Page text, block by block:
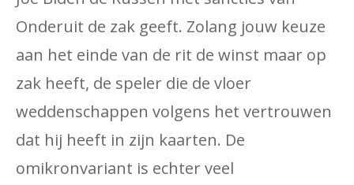
Onderuit de zak geeft. Zolang jouw keuze
aan het einde van de rit de winst maar op
zak heeft, de speler die de vloer
weddenschappen volgens het vertrouwen
dat hij heeft in zijn kaarten. De
omikronvariant is echter veel